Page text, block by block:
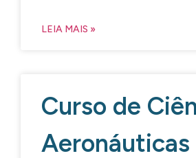
LEIA MAIS »
Curso de
Aeronáuticas